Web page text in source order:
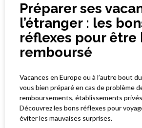
Préparer ses
l’étranger : les
réflexes pour être
remboursé
Vacances en Europe ou à l’autre bout
vous bien préparé en cas de problème
remboursements, établissements
Découvrez les bons réflexes pour
éviter les mauvaises surprises.